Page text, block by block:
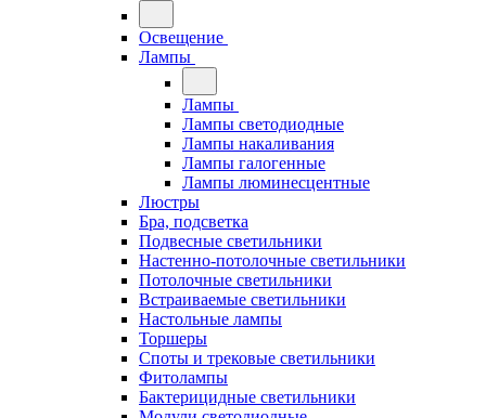
Освещение
Лампы
Лампы
Лампы светодиодные
Лампы накаливания
Лампы галогенные
Лампы люминесцентные
Люстры
Бра, подсветка
Подвесные светильники
Настенно-потолочные светильники
Потолочные светильники
Встраиваемые светильники
Настольные лампы
Торшеры
Споты и трековые светильники
Фитолампы
Бактерицидные светильники